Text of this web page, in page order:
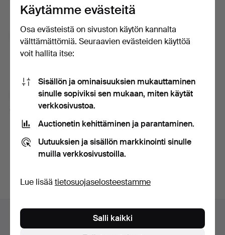
Sisältää huutokauppaluetteloita, kutsuja tapahtumiin ja uutisia.
Jos muutat mielesi, voit peruuttaa tilauksen helposti.
Tilaa Auctionet -sivuston uutiskirje.
(vapaaehtoista)
Sisältää muun muassa asiantuntijoiden vinkkejä, valikoituja
Olen vähintään 18-vuotias ja hyväksynkäyttäjäehdot
myyntiehdotsekä vahvistan lukeneeni
tietosuojakäytännön
Luo tili
Alatunnistenavigaatio
Ota yhteyttä tekniseen tukeen
Käytämme evästeitä
Osa evästeistä on sivuston käytön kannalta
välttämättömiä. Seuraavien evästeiden käyttöä
voit hallita itse:
Sisällön ja ominaisuuksien mukauttaminen
sinulle sopiviksi sen mukaan, miten käytät
verkkosivustoa.
Auctionetin kehittäminen ja parantaminen.
Uutuuksien ja sisällön markkinointi sinulle
muilla verkkosivustoilla.
Lue lisää tietosuojaselosteestamme
Salli kaikki